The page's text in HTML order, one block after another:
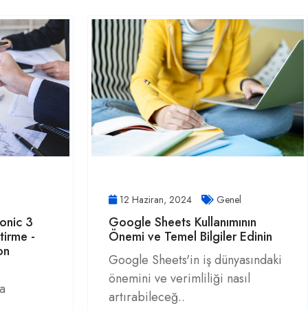
3
-
12 Haziran, 2024 Genel
Google Sheets Kullanımının
Önemi ve Temel Bilgiler Edinin
Google Sheets'in iş dünyasındaki
önemini ve verimliliği nasıl
artırabileceğ..